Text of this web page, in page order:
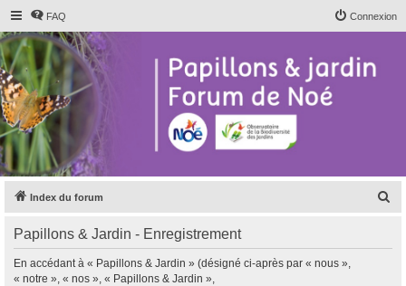
FAQ Connexion
Index du forum
Papillons & Jardin - Enregistrement
En accédant à « Papillons & Jardin » (désigné ci-après par « nous »,
« notre », « nos », « Papillons & Jardin »,